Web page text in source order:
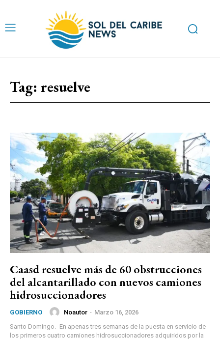
Tag: resuelve
Caasd resuelve más de 60 obstrucciones
del alcantarillado con nuevos camiones
hidrosuccionadores
GOBIERNO Noautor - Marzo 16, 2026
Santo Domingo.- En apenas tres semanas de la puesta en servicio de
los primeros cuatro camiones hidrosuccionadores adquiridos por la